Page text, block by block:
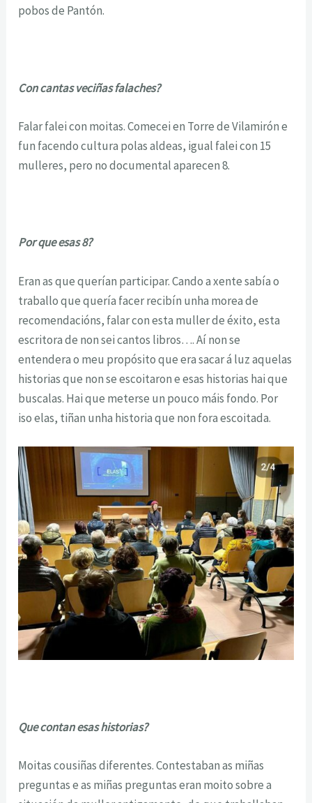
pobos de Pantón.
Con cantas veciñas falaches?
Falar falei con moitas. Comecei en Torre de Vilamirón e
fun facendo cultura polas aldeas, igual falei con 15
mulleres, pero no documental aparecen 8.
Por que esas 8?
Eran as que querían participar. Cando a xente sabía o
traballo que quería facer recibín unha morea de
recomendacións, falar con esta muller de éxito, esta
escritora de non sei cantos libros…. Aí non se
entendera o meu propósito que era sacar á luz aquelas
historias que non se escoitaron e esas historias hai que
buscalas. Hai que meterse un pouco máis fondo. Por
iso elas, tiñan unha historia que non fora escoitada.
Que contan esas historias?
Moitas cousiñas diferentes. Contestaban as miñas
preguntas e as miñas preguntas eran moito sobre a